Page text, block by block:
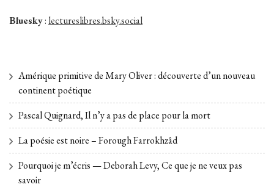
Bluesky: lectureslibres.bsky.social
Amérique primitive de Mary Oliver : découverte d’un nouveau
continent poétique
Pascal Quignard, Il n’y a pas de place pour la mort
La poésie est noire – Forough Farrokhzâd
Pourquoi je m’écris — Deborah Levy, Ce que je ne veux pas
savoir